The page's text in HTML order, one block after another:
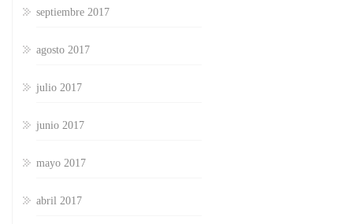
septiembre 2017
agosto 2017
julio 2017
junio 2017
mayo 2017
abril 2017